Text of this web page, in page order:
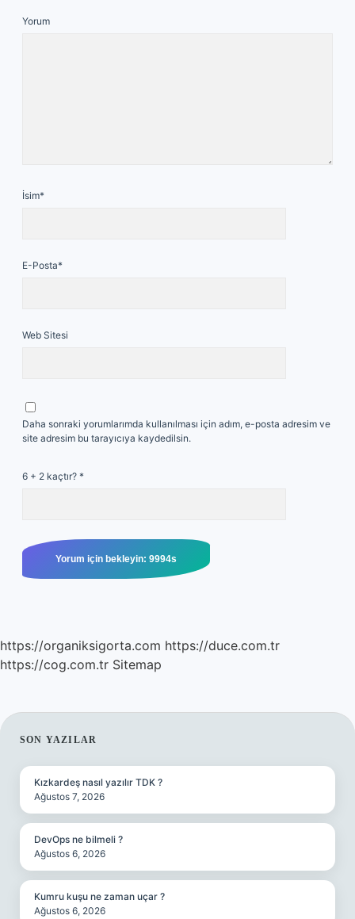
Yorum
İsim*
E-Posta*
Web Sitesi
Daha sonraki yorumlarımda kullanılması için adım, e-posta adresim ve
site adresim bu tarayıcıya kaydedilsin.
6 + 2 kaçtır? *
https://organiksigorta.com https://duce.com.tr
https://cog.com.tr Sitemap
SIDEBAR
SON YAZILAR
Kızkardeş nasıl yazılır TDK ?
Ağustos 7, 2026
DevOps ne bilmeli ?
Ağustos 6, 2026
Kumru kuşu ne zaman uçar ?
Ağustos 6, 2026